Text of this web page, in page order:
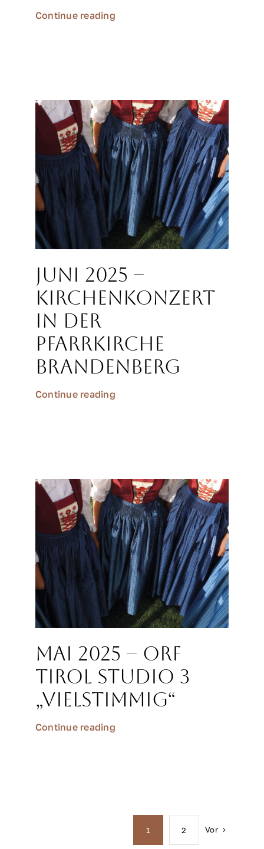
Continue reading
Juni 2025 –
Kirchenkonzert
in der
Pfarrkirche
Brandenberg
Continue reading
Mai 2025 – ORF
Tirol Studio 3
„Vielstimmig“
Continue reading
1 2 Vor